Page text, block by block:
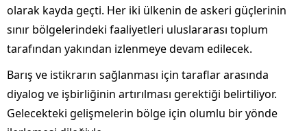
olarak kayda geçti. Her iki ülkenin de askeri güçlerinin
sınır bölgelerindeki faaliyetleri uluslararası toplum
tarafından yakından izlenmeye devam edilecek.
Barış ve istikrarın sağlanması için taraflar arasında
diyalog ve işbirliğinin artırılması gerektiği belirtiliyor.
Gelecekteki gelişmelerin bölge için olumlu bir yönde